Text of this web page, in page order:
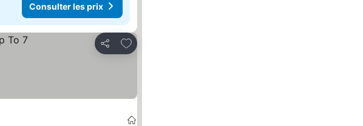
Consulter les prix
Partager
Ajouter à mes favoris